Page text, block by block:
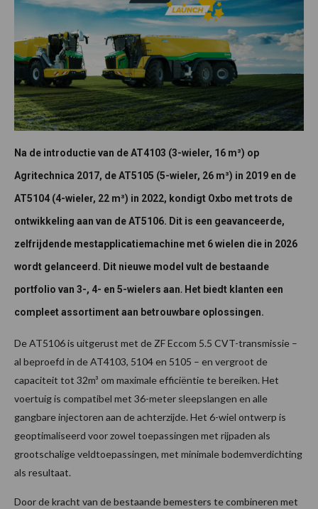
Na de introductie van de AT4103 (3-wieler, 16 m³) op
Agritechnica 2017, de AT5105 (5-wieler, 26 m³) in 2019 en de
AT5104 (4-wieler, 22 m³) in 2022, kondigt Oxbo met trots de
ontwikkeling aan van de AT5106. Dit is een geavanceerde,
zelfrijdende mestapplicatiemachine met 6 wielen die in 2026
wordt gelanceerd. Dit nieuwe model vult de bestaande
portfolio van 3-, 4- en 5-wielers aan. Het biedt klanten een
compleet assortiment aan betrouwbare oplossingen.
De AT5106 is uitgerust met de ZF Eccom 5.5 CVT-transmissie –
al beproefd in de AT4103, 5104 en 5105 – en vergroot de
capaciteit tot 32m³ om maximale efficiëntie te bereiken. Het
voertuig is compatibel met 36-meter sleepslangen en alle
gangbare injectoren aan de achterzijde. Het 6-wiel ontwerp is
geoptimaliseerd voor zowel toepassingen met rijpaden als
grootschalige veldtoepassingen, met minimale bodemverdichting
als resultaat.
Door de kracht van de bestaande bemesters te combineren met